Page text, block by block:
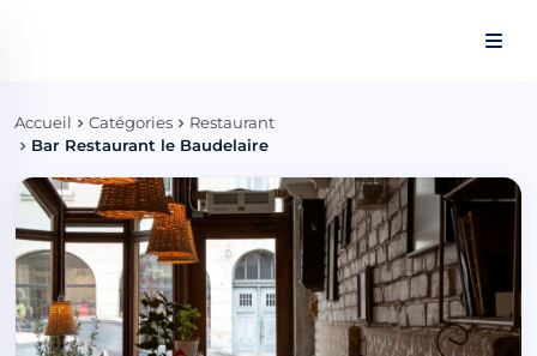
Accueil Catégories
Restaurant
Bar Restaurant le Baudelaire